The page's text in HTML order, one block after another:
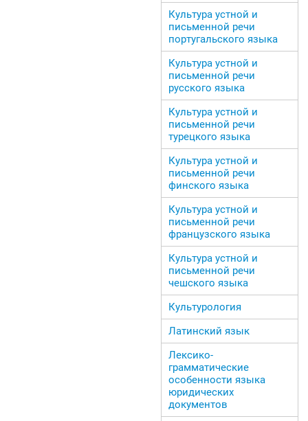
Культура устной и
письменной речи
португальского языка
Культура устной и
письменной речи
русского языка
Культура устной и
письменной речи
турецкого языка
Культура устной и
письменной речи
финского языка
Культура устной и
письменной речи
французского языка
Культура устной и
письменной речи
чешского языка
Культурология
Латинский язык
Лексико-
грамматические
особенности языка
юридических
документов